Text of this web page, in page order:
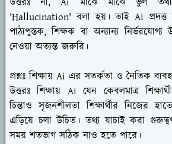
'Hallucination' বলা হয়। তাই Ai প্রদত্ত
পাঠ্যপুস্তক, শিক্ষক বা অন্যান্য
নেওয়া অত্যন্ত জরুরি।
প্রশ্নঃ শিক্ষায় Ai এর সতর্কতা ও নৈতিক
উত্তরঃ শিক্ষায় Ai যেন কেবলমাত্র
চিন্তাও সৃজনশীলতা শিক্ষার্থীর নিজের
এড়িয়ে চলা উচিত। তথ্য যাচাই করা
সময় শতভাগ সঠিক নাও হতে পারে।